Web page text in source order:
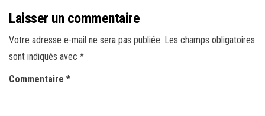
Laisser un commentaire
Votre adresse e-mail ne sera pas publiée. Les champs obligatoires
sont indiqués avec *
Commentaire *